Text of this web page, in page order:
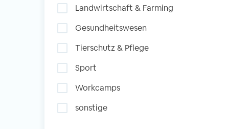
Auslandserfahrung
Sammeln und Sozial
Engagieren
Landwirtschaft & Farming
Gesundheitswesen
Tierschutz & Pflege
Sport
Workcamps
sonstige